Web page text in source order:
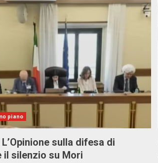
piano
sulla difesa di
il silenzio su Mori